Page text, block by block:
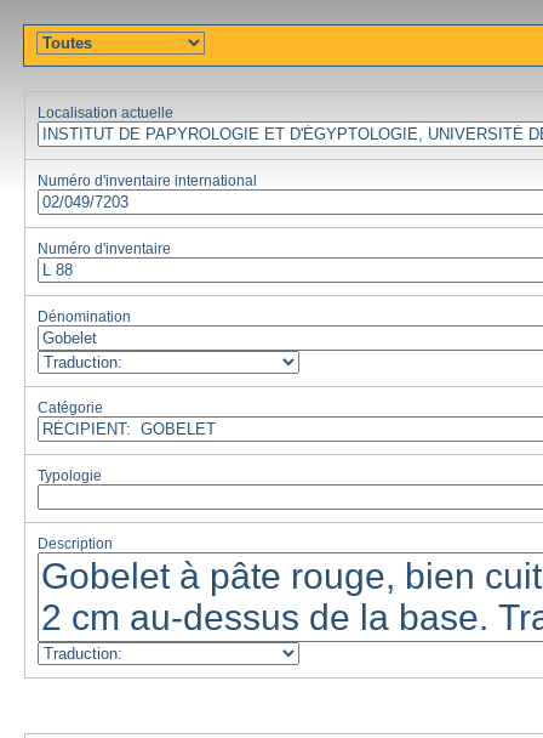
Localisation actuelle
Numéro d'inventaire international
Numéro d'inventaire
Dénomination
Catégorie
Typologie
Description